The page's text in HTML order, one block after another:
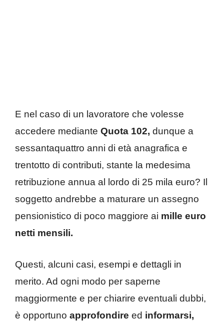
E nel caso di un lavoratore che volesse
accedere mediante Quota 102, dunque a
sessantaquattro anni di età anagrafica e
trentotto di contributi, stante la medesima
retribuzione annua al lordo di 25 mila euro? Il
soggetto andrebbe a maturare un assegno
pensionistico di poco maggiore ai mille euro
netti mensili.
Questi, alcuni casi, esempi e dettagli in
merito. Ad ogni modo per saperne
maggiormente e per chiarire eventuali dubbi,
è opportuno approfondire ed informarsi,